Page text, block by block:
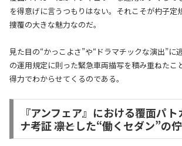
を得意げに言うつもりはない。それこそが杓子定
捜覆の大きな魅力なのだ。
見た目の“かっこよさ”や“ドラマチックな演出”に
の運用規定に則った緊急車両描写を積み重ねたこ
得力でわからせてくるのである。
『アンフェア』における覆面パ
ナ考証 ――凛とした“働くセダン”の